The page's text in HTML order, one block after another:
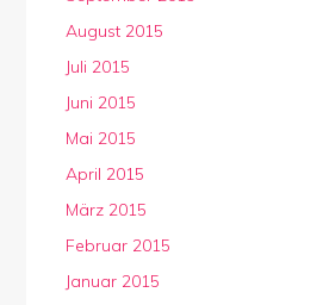
August 2015
Juli 2015
Juni 2015
Mai 2015
April 2015
März 2015
Februar 2015
Januar 2015